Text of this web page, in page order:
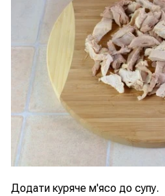
Додати куряче м'ясо до супу.